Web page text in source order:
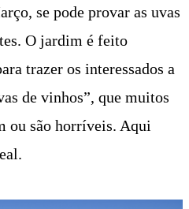
se pode provar as uvas
O jardim é feito
trazer os interessados a
de vinhos”, que muitos
ou são horríveis. Aqui